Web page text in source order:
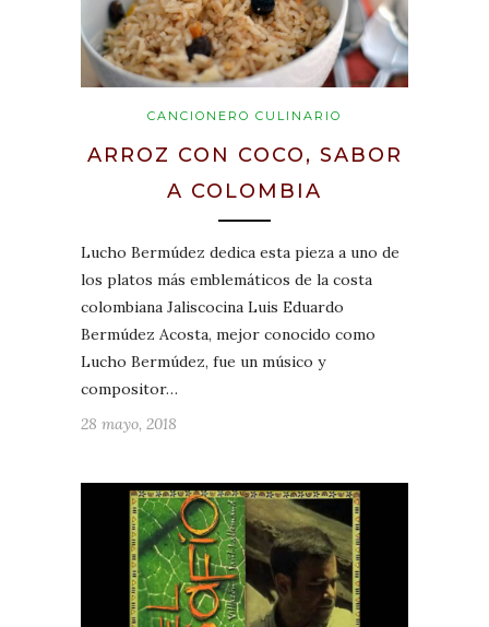
CANCIONERO CULINARIO
ARROZ CON COCO, SABOR
A COLOMBIA
Lucho Bermúdez dedica esta pieza a uno de
los platos más emblemáticos de la costa
colombiana Jaliscocina Luis Eduardo
Bermúdez Acosta, mejor conocido como
Lucho Bermúdez, fue un músico y
compositor…
28 mayo, 2018